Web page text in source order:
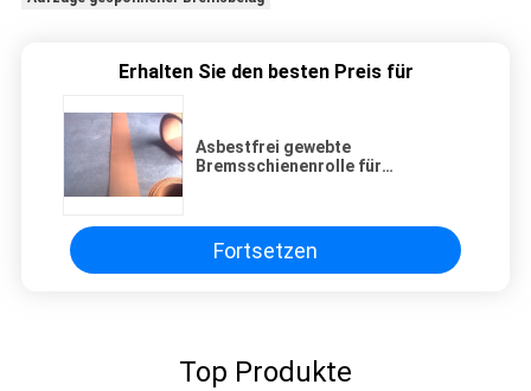
Erhalten Sie den besten Preis für
Asbestfrei gewebte
Bremsschienenrolle für
Fortsetzen
Top Produkte